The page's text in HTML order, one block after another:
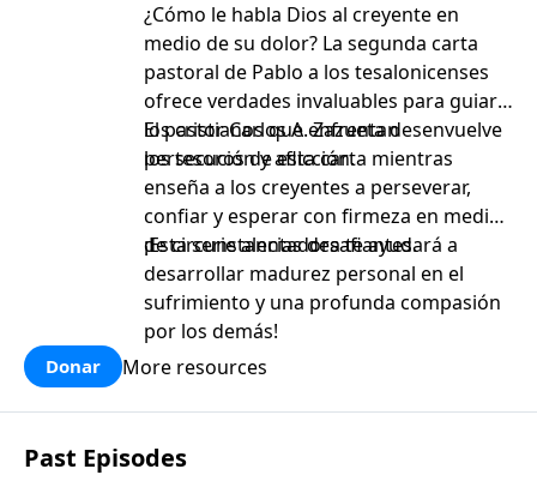
¿Cómo le habla Dios al creyente en
medio de su dolor? La segunda carta
pastoral de Pablo a los tesalonicenses
ofrece verdades invaluables para guiar a
los cristianos que enfrentan
persecución y aflicción.
El pastor Carlos A. Zazueta desenvuelve
los tesoros de esta carta mientras
enseña a los creyentes a perseverar,
confiar y esperar con firmeza en medio
de circunstancias desafiantes.
¡Esta serie alentadora te ayudará a
desarrollar madurez personal en el
sufrimiento y una profunda compasión
por los demás!
Donar More resources
Past Episodes